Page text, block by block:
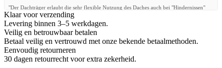
"Der Dachträger erlaubt die sehr flexible Nutzung des Daches auch bei "Hindernissen"
wie Luken und Klimaanlagen. Auch das Gewicht ist noch akzeptabel Eine Enttäuschung
ist jedoch die Qualität der Schrauben. Diese sind selbst auf die edelsten Wera oder
Festool-Bits nicht passgenau und zudem extrem weich, was bei Anzugsmomenten ab 15N
zu Beschädigungen an der Pulverbeschichtung führen kann und bei einigen auch führt.
Bereits nach 14 Tagen entsteht so Rost, der sich auch als Flugrost auf der
Fahrzeuglackierung niederschlägt. Fazit: Patent super, Montage echt OK (Anleitung für
OEM-Schienen unvollständig aber selbsterklärend), Qualität der Schrauben (für
Sechskant-Bit) und Unterlegscheiben schlecht."
Klaar voor verzending
Levering binnen 3–5 werkdagen.
Veilig en betrouwbaar betalen
Betaal veilig en vertrouwd met onze bekende betaalmethoden.
Eenvoudig retourneren
30 dagen retourrecht voor extra zekerheid.